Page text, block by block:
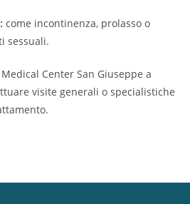
come incontinenza, prolasso o
sessuali.
Center San Giuseppe a
visite generali o specialistiche